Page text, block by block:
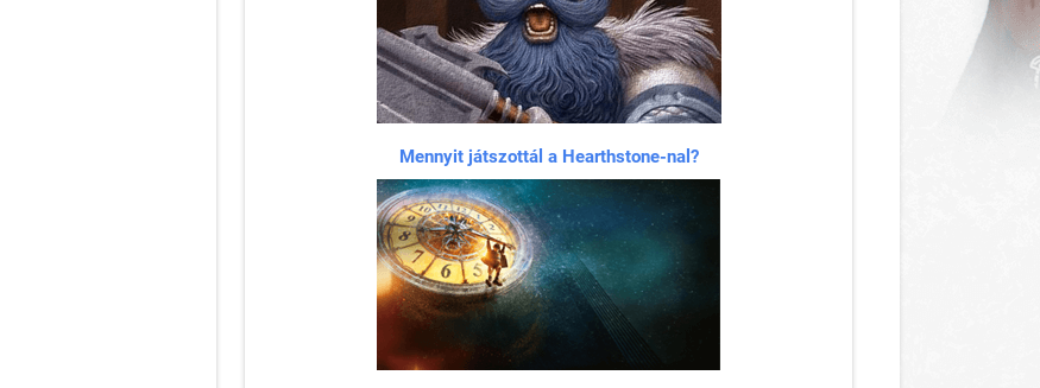
Mennyit játszottál a Hearthstone-nal?